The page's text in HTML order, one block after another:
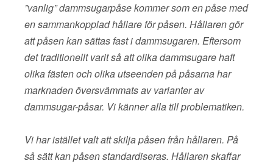
”vanlig” dammsugarpåse kommer som en påse med
en sammankopplad hållare för påsen. Hållaren gör
att påsen kan sättas fast i dammsugaren. Eftersom
det traditionellt varit så att olika dammsugare haft
olika fästen och olika utseenden på påsarna har
marknaden översvämmats av varianter av
dammsugar-påsar. Vi känner alla till problematiken.
Vi har istället valt att skilja påsen från hållaren. På
så sätt kan påsen standardiseras. Hållaren skaffar